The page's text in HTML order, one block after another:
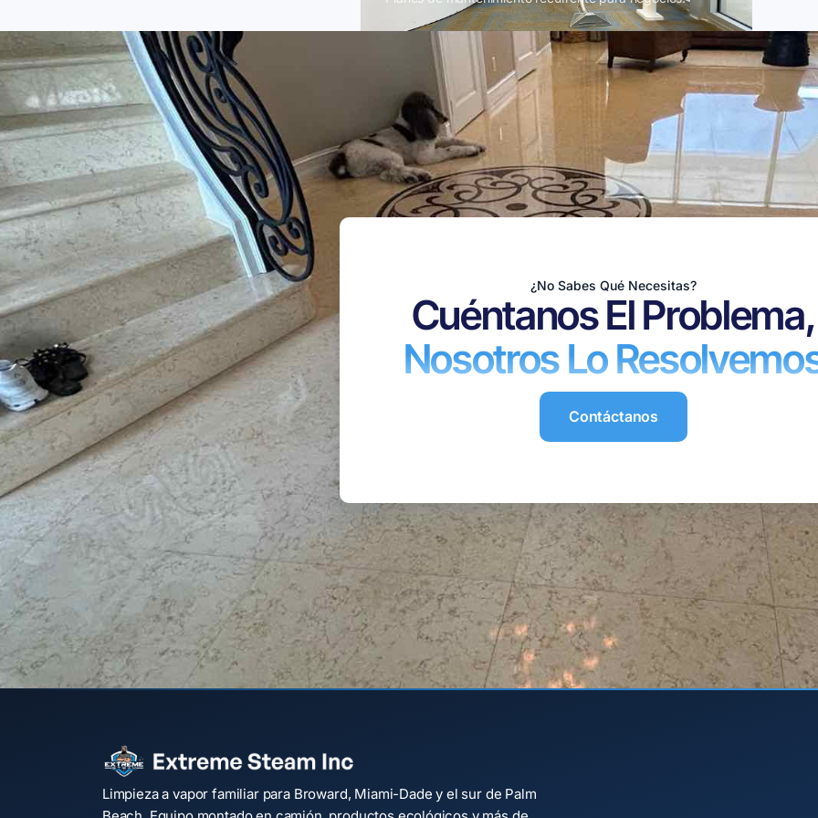
¿No Sabes Qué Necesitas?
Cuéntanos El Problema,
Nosotros Lo
Contáctanos
Limpieza a vapor familiar para Broward, Miami-Dade y el sur de Palm